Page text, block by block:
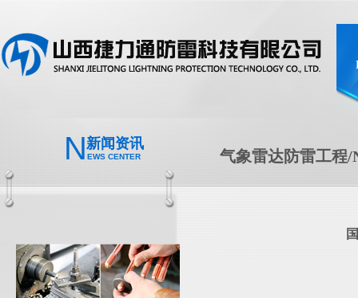
NEWS CENTER
新闻资讯
气象雷达防雷工程/